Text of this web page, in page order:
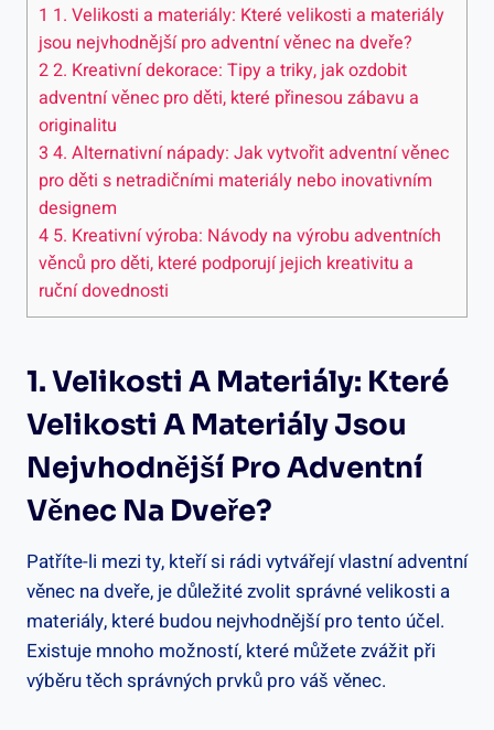
1 1. Velikosti a materiály: Které velikosti a materiály
jsou nejvhodnější pro adventní věnec na dveře?
22. Kreativní dekorace: Tipy a triky, jak ozdobit
adventní věnec pro děti, které přinesou zábavu a
originalitu
3 4. Alternativní nápady: Jak vytvořit adventní věnec
pro děti s netradičními materiály nebo inovativním
designem
4 5. Kreativní výroba: Návody na výrobu adventních
věnců pro děti, které podporují jejich kreativitu a
ruční dovednosti
1. Velikosti A Materiály: Které
Velikosti A Materiály Jsou
Nejvhodnější Pro Adventní
Věnec Na Dveře?
Patříte-li mezi ty, kteří si rádi vytvářejí vlastní adventní
věnec na dveře, je důležité zvolit správné velikosti a
materiály, které budou nejvhodnější pro tento účel.
Existuje mnoho možností, které můžete zvážit při
výběru těch správných prvků pro váš věnec.